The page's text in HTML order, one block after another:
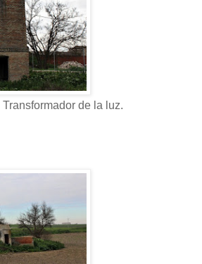
Transformador de la luz.